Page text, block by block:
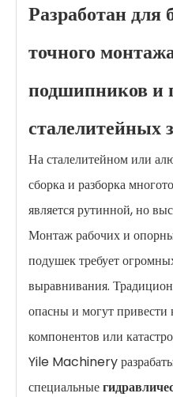
Разработан для
точного
подшипников и
сталелитейных
На сталелитейном или
сборка и разборка
является рутинной, но
Монтаж рабочих и
подушек требует
выравнивания.
опасны и могут
компонентов или
Yile Machinery
специальные